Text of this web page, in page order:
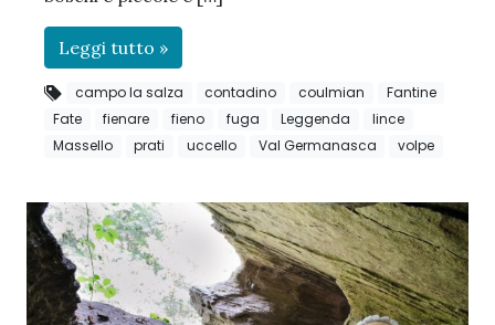
Leggi tutto »
campo la salza contadino coulmian
Fantine
Fate
fienare fieno fuga Leggenda
lince
Massello
prati uccello Val Germanasca volpe